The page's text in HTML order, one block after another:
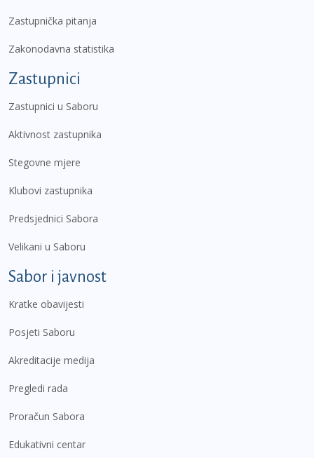
Zastupnička pitanja
Zakonodavna statistika
Zastupnici
Zastupnici u Saboru
Aktivnost zastupnika
Stegovne mjere
Klubovi zastupnika
Predsjednici Sabora
Velikani u Saboru
Sabor i javnost
Kratke obavijesti
Posjeti Saboru
Akreditacije medija
Pregledi rada
Proračun Sabora
Edukativni centar